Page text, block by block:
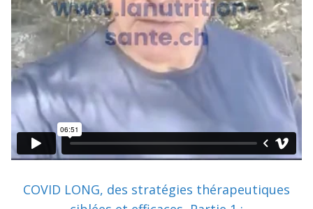
COVID LONG, des stratégies thérapeutiques